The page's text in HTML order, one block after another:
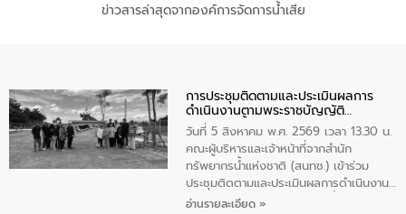
ข่าวสารล่าสุดจากองค์การจัดการน้ำเสีย
การประชุมติดตามและประเมินผลการ
ดำเนินงานตามพระราชบัญญัติ
ทรัพยากรน้ำ พ.ศ. 2561 ประจำ
ปีงบประมาณ พ.ศ. 2569
วันที่ 5 สิงหาคม พ.ศ. 2569 เวลา 13.30 น.
คณะผู้บริหารและเจ้าหน้าที่จากสำนัก
ทรัพยากรน้ำแห่งชาติ (สนทช.) เข้าร่วม
ประชุมติดตามและประเมินผลการดำเนินงาน
ตามพระราชบัญญัติทรัพยากรน้ำ พ.ศ. 2561
อ่านรายละเอียด »